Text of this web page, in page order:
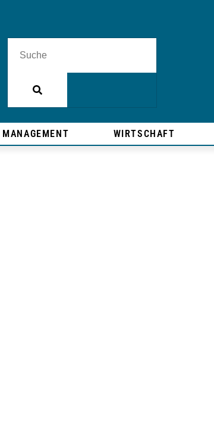
MANAGEMENT WIRTSCHAFT